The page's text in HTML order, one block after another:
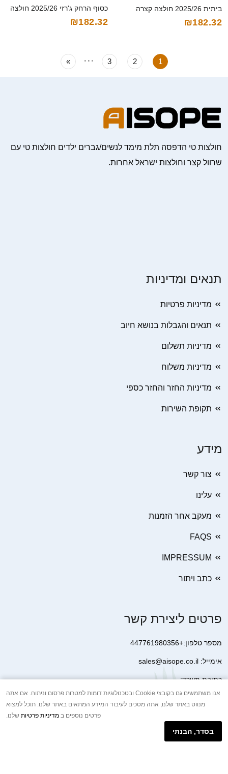
ביתית 2025/26 חולצה קצרה
₪182.32
כסוף הרחק ג'רזי 2025/26 חולצה
קצרה
₪182.32
1
2
3
...
»
חולצות טי הדפסה תלת מימד לנשים/גברים ילדים חולצות טי עם
שרוול קצר וחולצות ישראל אחרות.
תנאים ומדיניות
מדיניות פרטיות
תנאים והגבלות בנושא חיוב
מדיניות תשלום
מדיניות משלוח
מדיניות החזר והחזר כספי
תקופת השירות
מידע
צור קשר
עלינו
מעקב אחר הזמנות
FAQS
IMPRESSUM
כתב ויתור
פרטים ליצירת קשר
מספר טלפון:+447761980356
אימייל: sales@aisope.co.il
כתובת משרד:
41 Devonshire Street Ground Floor Office 1 London W1G 7AJ
United Kingdom
+44 7410 2065017
הודעת וואטסאפ באינטרנט
אנו משתמשים גם בקובצי Cookie ובטכנולוגיות דומות למטרות פרסום וניתוח. אם אתה
מנווט באתר שלנו, אתה מסכים לעיבוד המידע המתאים באתר שלנו. תוכל למצוא
פרטים נוספים ב מדיניות פרטיות שלנו.
בסדר, הבנתי